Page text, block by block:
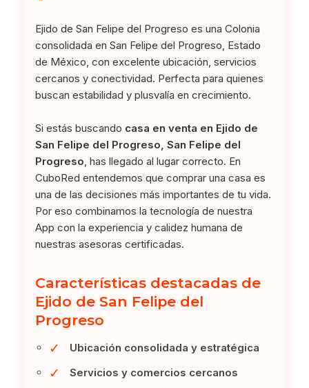
Ejido de San Felipe del Progreso es una Colonia
consolidada en San Felipe del Progreso, Estado
de México, con excelente ubicación, servicios
cercanos y conectividad. Perfecta para quienes
buscan estabilidad y plusvalía en crecimiento.
Si estás buscando casa en venta en Ejido de
San Felipe del Progreso, San Felipe del
Progreso , has llegado al lugar correcto. En
CuboRed entendemos que comprar una casa es
una de las decisiones más importantes de tu vida.
Por eso combinamos la tecnología de nuestra
App con la experiencia y calidez humana de
nuestras asesoras certificadas.
Características destacadas de
Ejido de San Felipe del
Progreso
✓ Ubicación consolidada y estratégica
✓ Servicios y comercios cercanos